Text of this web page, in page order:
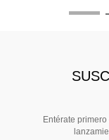
Entérate